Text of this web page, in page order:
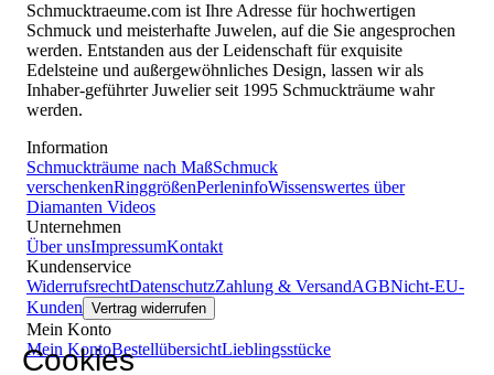
Schmucktraeume.com ist Ihre Adresse für hochwertigen
Schmuck und meisterhafte Juwelen, auf die Sie angesprochen
werden. Entstanden aus der Leidenschaft für exquisite
Edelsteine und außergewöhnliches Design, lassen wir als
Inhaber-geführter Juwelier seit 1995 Schmuckträume wahr
werden.
Information
Schmuckträume nach MaßSchmuck
verschenkenRinggrößenPerleninfoWissenswertes über
Diamanten Videos
Unternehmen
Über unsImpressumKontakt
Kundenservice
WiderrufsrechtDatenschutzZahlung & VersandAGBNicht-EU-
Kunden Vertrag widerrufen
Mein Konto
Mein KontoBestellübersichtLieblingsstücke
Cookies